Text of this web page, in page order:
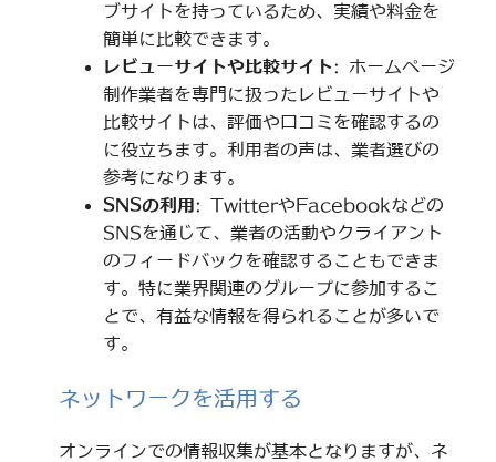
ブサイトを持っているため、実績や料金を
簡単に比較できます。
レビューサイトや比較サイト: ホームページ
制作業者を専門に扱ったレビューサイトや
比較サイトは、評価や口コミを確認するの
に役立ちます。利用者の声は、業者選びの
参考になります。
SNSの利用 : TwitterやFacebookなどの
SNSを通じて、業者の活動やクライアント
のフィードバックを確認することもできま
す。特に業界関連のグループに参加するこ
とで、有益な情報を得られることが多いで
す。
ネットワークを活用する
オンラインでの情報収集が基本となりますが、ネ